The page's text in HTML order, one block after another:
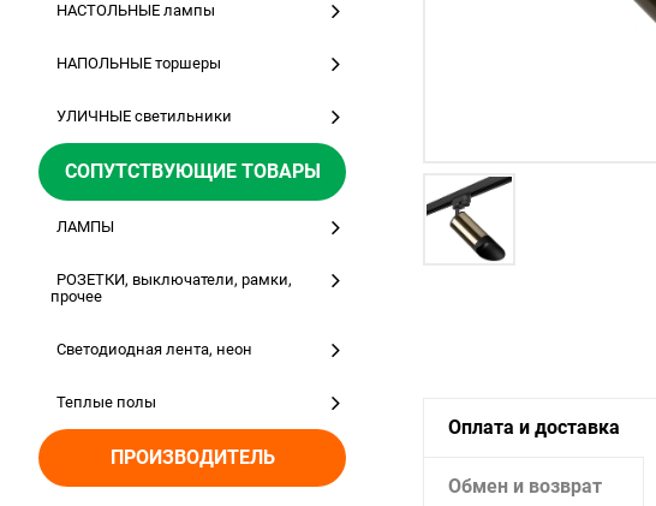
НАСТОЛЬНЫЕ лампы
НАПОЛЬНЫЕ торшеры
УЛИЧНЫЕ светильники
СОПУТСТВУЮЩИЕ ТОВАРЫ
ЛАМПЫ
РОЗЕТКИ, выключатели, рамки,
прочее
Светодиодная лента, неон
Теплые полы
ПРОИЗВОДИТЕЛЬ
Оплата и доставка
Обмен и возврат